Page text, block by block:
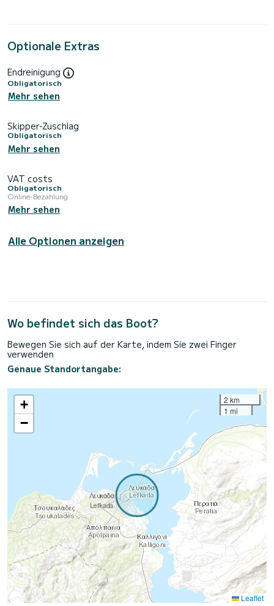
Optionale Extras
Endreinigung
Obligatorisch
Mehr sehen
Skipper-Zuschlag
Obligatorisch
Mehr sehen
VAT costs
Obligatorisch
Online-Bezahlung
Mehr sehen
Alle Optionen anzeigen
Wo befindet sich das Boot?
Bewegen Sie sich auf der Karte, indem Sie zwei Finger
verwenden
Genaue Standortangabe:
+
−
2 km
1 mi
Leaflet